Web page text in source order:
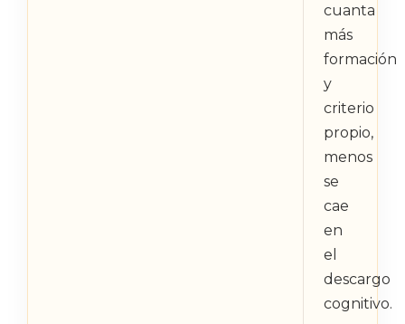
cuanta
más
formación
y
criterio
propio,
menos
se
cae
en
el
descargo
cognitivo.